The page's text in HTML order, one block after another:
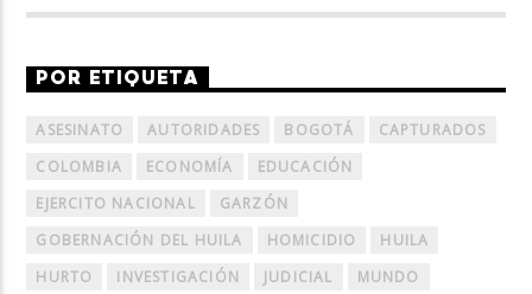
POR ETIQUETA
ASESINATO AUTORIDADES BOGOTÁ
CAPTURADOS
COLOMBIA
ECONOMÍA
EDUCACIÓN
EJERCITO NACIONAL
GARZÓN
GOBERNACIÓN DEL HUILA
HOMICIDIO
HUILA
HURTO
INVESTIGACIÓN JUDICIAL
MUNDO